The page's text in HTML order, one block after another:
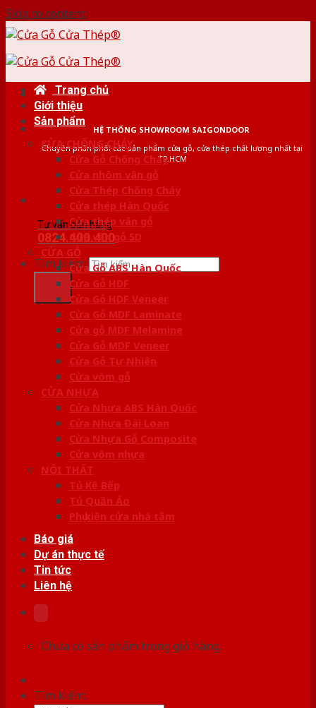
Skip to content
HỆ THỐNG SHOWROOM SAIGONDOOR
Chuyên phân phối các sản phẩm cửa gỗ, cửa thép chất lượng nhất tại
TP.HCM
Tư vấn bán hàng
0824.400.400
Tìm kiếm:
Trang chủ
Giới thiệu
Sản phẩm
CỬA CHỐNG CHÁY
Cửa Gỗ Chống Cháy
Cửa nhôm vân gỗ
Cửa Thép Chống Cháy
Cửa thép Hàn Quốc
Cửa thép vân gỗ
Cửa vân gỗ 5D
CỬA GỖ
Cửa Gỗ ABS Hàn Quốc
Cửa Gỗ HDF
Cửa Gỗ HDF Veneer
Cửa Gỗ MDF Laminate
Cửa gỗ MDF Melamine
Cửa Gỗ MDF Veneer
Cửa Gỗ Tự Nhiên
Cửa vòm gỗ
CỬA NHỰA
Cửa Nhựa ABS Hàn Quốc
Cửa Nhựa Đài Loan
Cửa Nhựa Gỗ Composite
Cửa vòm nhựa
NỘI THẤT
Tủ Kệ Bếp
Tủ Quần Áo
Phụ kiện cửa nhà tắm
Báo giá
Dự án thực tế
Tin tức
Liên hệ
Chưa có sản phẩm trong giỏ hàng.
Tìm kiếm: